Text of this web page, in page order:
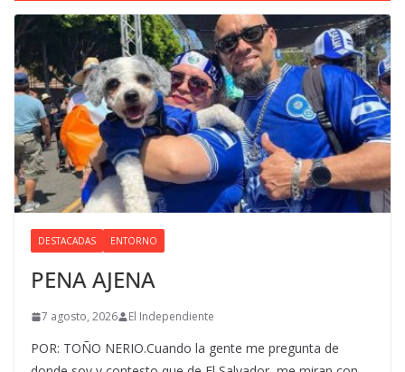
DESTACADAS ENTORNO
PENA AJENA
7 agosto, 2026 El Independiente
POR: TOÑO NERIO.Cuando la gente me pregunta de